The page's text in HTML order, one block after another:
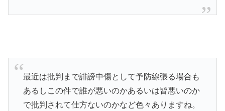
最近は批判まで誹謗中傷として予防線張る場合も
あるしこの件で誰が悪いのかあるいは皆悪いのか
で批判されて仕方ないのかなど色々ありますね。